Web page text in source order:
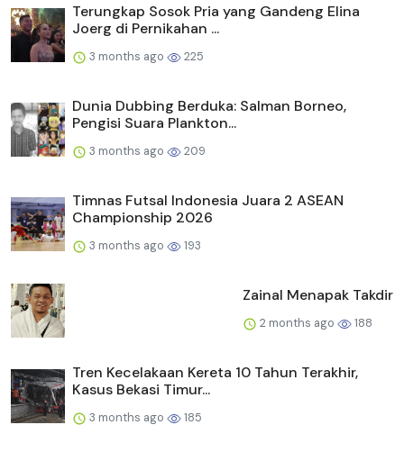
Terungkap Sosok Pria yang Gandeng Elina
Joerg di Pernikahan ...
3 months ago 225
Dunia Dubbing Berduka: Salman Borneo,
Pengisi Suara Plankton...
3 months ago 209
Timnas Futsal Indonesia Juara 2 ASEAN
Championship 2026
3 months ago 193
Zainal Menapak Takdir
2 months ago 188
Tren Kecelakaan Kereta 10 Tahun Terakhir,
Kasus Bekasi Timur...
3 months ago 185